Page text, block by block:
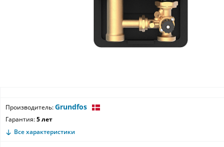
Производитель:Grundfos
Гарантия:5 лет
Все характеристики